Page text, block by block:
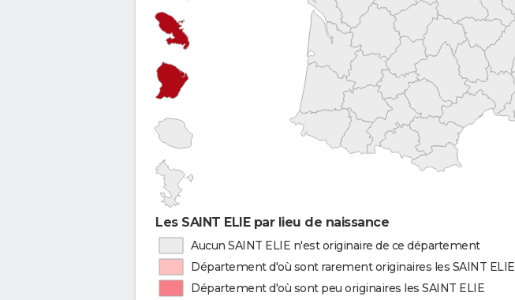
Les SAINT ELIE par lieu de naissance
Aucun SAINT ELIE n'est originaire de ce département
Département d'où sont rarement originaires les SAINT ELIE
Département d'où sont peu originaires les SAINT ELIE